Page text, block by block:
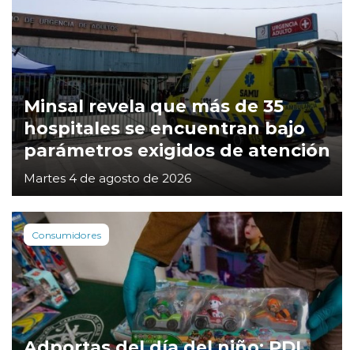
Minsal revela que más de 35
hospitales se encuentran bajo
parámetros exigidos de atención
Martes 4 de agosto de 2026
Consumidores